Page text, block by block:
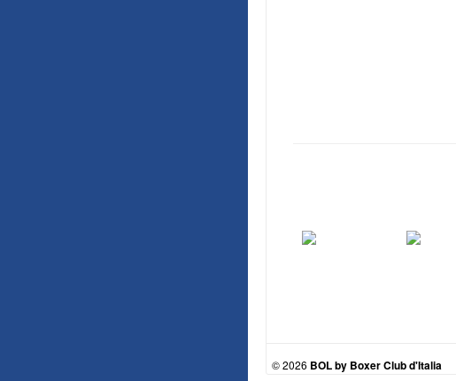
© 2026 BOL by Boxer Club d'Italia